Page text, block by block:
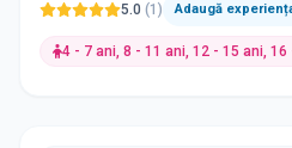
5.0 (1 ) Adaugă
4 - 7 ani, 8 - 11 ani, 12 - 15 ani, 16